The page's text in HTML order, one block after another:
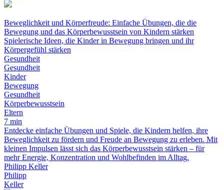
Beweglichkeit und Körperfreude: Einfache Übungen, die die
Bewegung und das Körperbewusstsein von Kindern stärken
Spielerische Ideen, die Kinder in Bewegung bringen und ihr
Körpergefühl stärken
Gesundheit
Gesundheit
Kinder
Bewegung
Gesundheit
Körperbewusstsein
Eltern
7 min
Entdecke einfache Übungen und Spiele, die Kindern helfen, ihre
Beweglichkeit zu fördern und Freude an Bewegung zu erleben. Mit
kleinen Impulsen lässt sich das Körperbewusstsein stärken – für
mehr Energie, Konzentration und Wohlbefinden im Alltag.
Philipp Keller
Philipp
Keller